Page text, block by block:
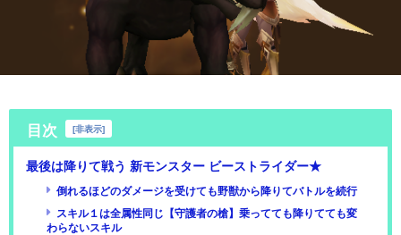
目次 [非表示]
最後は降りて戦う 新モンスター ビーストライダー★
倒れるほどのダメージを受けても野獣から降りてバトルを続行
スキル１は全属性同じ【守護者の槍】乗ってても降りてても変
わらないスキル